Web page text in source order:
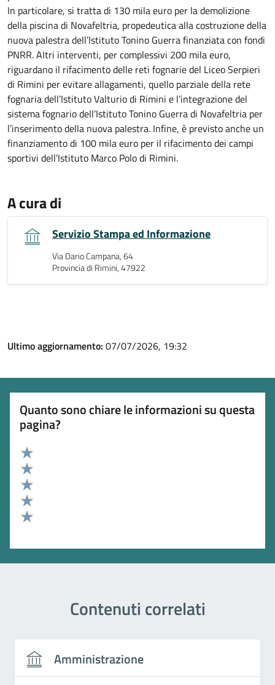
In particolare, si tratta di 130 mila euro per la demolizione
della piscina di Novafeltria, propedeutica alla costruzione della
nuova palestra dell’Istituto Tonino Guerra finanziata con fondi
PNRR. Altri interventi, per complessivi 200 mila euro,
riguardano il rifacimento delle reti fognarie del Liceo Serpieri
di Rimini per evitare allagamenti, quello parziale della rete
fognaria dell’Istituto Valturio di Rimini e l’integrazione del
sistema fognario dell’Istituto Tonino Guerra di Novafeltria per
l’inserimento della nuova palestra. Infine, è previsto anche un
finanziamento di 100 mila euro per il rifacimento dei campi
sportivi dell’Istituto Marco Polo di Rimini.
A cura di
Servizio Stampa ed Informazione
Via Dario Campana, 64
Provincia di Rimini, 47922
Ultimo aggiornamento: 07/07/2026, 19:32
Quanto sono chiare le informazioni su questa
pagina?
Valuta 5 stelle su 5
Valuta 4 stelle su 5
Valuta 3 stelle su 5
Valuta 2 stelle su 5
Contenuti correlati
Amministrazione